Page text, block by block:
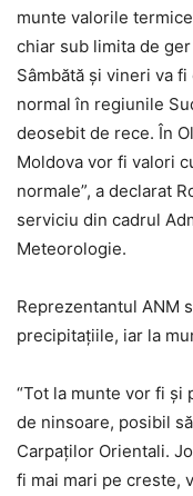
munte valorile
chiar sub limita de
Sâmbătă şi vineri va
normal în regiunile
deosebit de rece. În
Moldova vor fi valori
normale”, a declarat
serviciu din cadrul
Meteorologie.
Reprezentantul ANM
precipitaţiile, iar la
“Tot la munte vor fi şi
de ninsoare, posibil
Carpaţilor Orientali.
fi mai mari pe creste,